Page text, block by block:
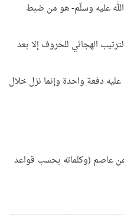
عليه وسلّم- هو من ضبط
الهجائي للحروف إلا بعد
دفعة واحدة وإنما نزل خلال
عاصم (وكلماته بحسب قواعد